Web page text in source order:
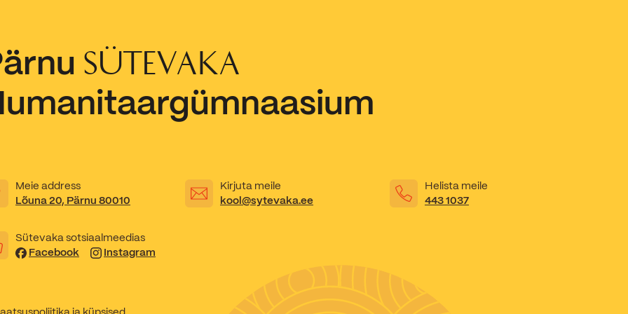
SÜTEVAKA
Meie address
Lõuna 20, Pärnu 80010
Kirjuta meile
kool@sytevaka.ee
Helista meile
443 1037
Sütevaka sotsiaalmeedias
Facebook
Instagram